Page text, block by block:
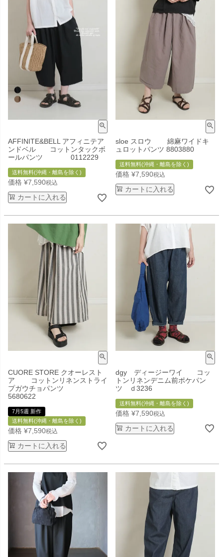
AFFINITE&BELL アフィニテア
ンドベル コットンタックボ
ールパンツ 0112229
送料無料(沖縄・離島を除く)
価格 ¥7,590税込
カートに入れる
sloe スロウ 綿麻ワイドキ
ュロットパンツ 8803880
送料無料(沖縄・離島を除く)
価格 ¥7,590税込
カートに入れる
CUORE STORE クオーレスト
ア コットンリネンストライ
プガウチョパンツ
5680622
7月5週 新作
送料無料(沖縄・離島を除く)
価格 ¥7,590税込
カートに入れる
dgy ディージーワイ コッ
トンリネンデニム前ポケパン
ツ ｄ3236
送料無料(沖縄・離島を除く)
価格 ¥7,590税込
カートに入れる